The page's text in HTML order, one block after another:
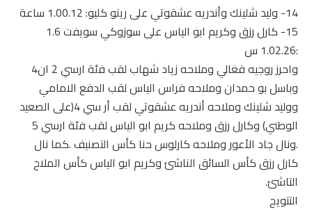
14- وليد شلينك وأندريه عشقوتي على رينو كليو: 1.00.12 ساعة
15- كارل رزق وكريم ابو الياس على سوزوكي سويفت 1.6
:1.02.26 س
واحرز روجيه فغالي وملاحه زياد شهاب لقب فئة ارسي 2 ان4
وباسل بو حمدان وملاحه فراس الياس لقب الدفع الامامي
ووليد شلينك وملاحه أندريه عشقوتي لقب أر سي 4(على الصعيد
الوطني) وكارل رزق وملاحه كريم ابو الياس لقب فئة ارسي 5
.ونال جاد الأعور وملاحه كارلوس حنا كأس التصنيف .كما نال
كارل رزق كأس السائق الناشئ وكريم ابو الياس كأس الملاح
التاشئ.
التتويج